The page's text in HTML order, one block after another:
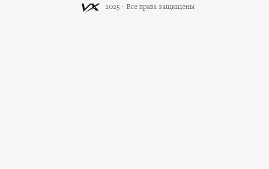
2025 - Все права защищены